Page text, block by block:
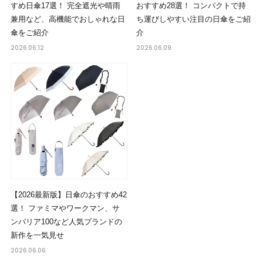
すめ日傘17選！ 完全遮光や晴雨
兼用など、高機能でおしゃれな日
傘をご紹介
2026.06.12
おすすめ28選！ コンパクトで持
ち運びしやすい注目の日傘をご紹
介
2026.06.09
【2026最新版】日傘のおすすめ42
選！ ファミマやワークマン、サ
ンバリア100など人気ブランドの
新作を一気見せ
2026.06.06